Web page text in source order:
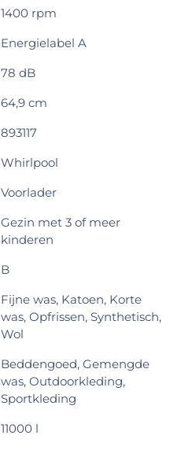
1400 rpm
Energielabel A
78 dB
64,9 cm
893117
Whirlpool
Voorlader
Gezin met 3 of meer
kinderen
B
Fijne was, Katoen, Korte
was, Opfrissen, Synthetisch,
Wol
Beddengoed, Gemengde
was, Outdoorkleding,
Sportkleding
11000 l